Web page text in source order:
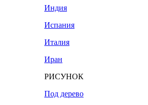
Индия
Испания
Италия
Иран
РИСУНОК
Под дерево